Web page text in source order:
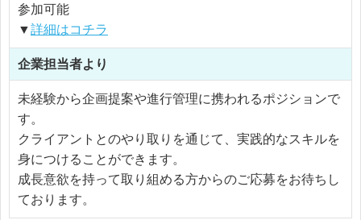
参加可能
▼詳細はコチラ
企業担当者より
未経験から企画提案や進行管理に携われるポジションで
す。
クライアントとのやり取りを通じて、実践的なスキルを
身につけることができます。
成長意欲を持って取り組める方からのご応募をお待ちし
ております。